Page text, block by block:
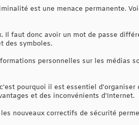
est une menace permanente.
Il faut donc avoir un mot de passe
des symboles.
personnelles sur les médias
pourquoi il est essentiel d'organiser
et des inconvénients d'Internet.
nouveaux correctifs de sécurité